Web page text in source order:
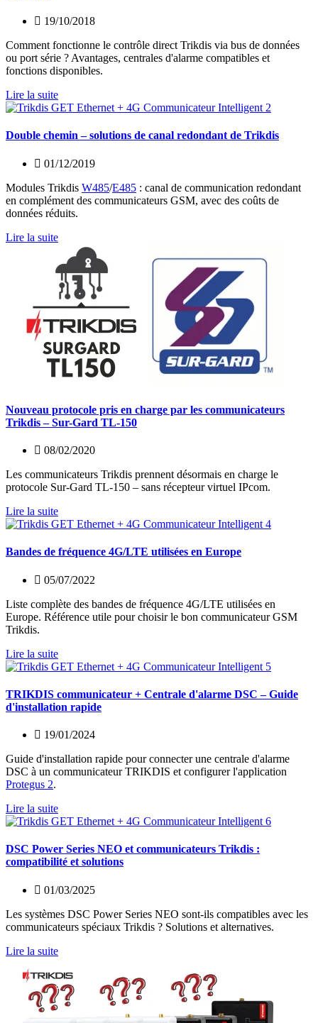
19/10/2018
Comment fonctionne le contrôle direct Trikdis via bus de données
ou port série ? Avantages, centrales d'alarme compatibles et
fonctions disponibles.
Lire la suite
Double chemin – solutions de canal redondant de Trikdis
01/12/2019
Modules Trikdis W485/E485 : canal de communication redondant
en complément des communicateurs GSM, avec des coûts de
données réduits.
Lire la suite
Nouveau protocole pris en charge par les communicateurs
Trikdis – Sur-Gard TL-150
08/02/2020
Les communicateurs Trikdis prennent désormais en charge le
protocole Sur-Gard TL-150 – sans récepteur virtuel IPcom.
Lire la suite
Bandes de fréquence 4G/LTE utilisées en Europe
05/07/2022
Liste complète des bandes de fréquence 4G/LTE utilisées en
Europe. Référence utile pour choisir le bon communicateur GSM
Trikdis.
Lire la suite
TRIKDIS communicateur + Centrale d'alarme DSC – Guide
d'installation rapide
19/01/2024
Guide d'installation rapide pour connecter une centrale d'alarme
DSC à un communicateur TRIKDIS et configurer l'application
Protegus 2.
Lire la suite
DSC Power Series NEO et communicateurs Trikdis :
compatibilité et solutions
01/03/2025
Les systèmes DSC Power Series NEO sont-ils compatibles avec les
communicateurs spéciaux Trikdis ? Solutions et alternatives.
Lire la suite